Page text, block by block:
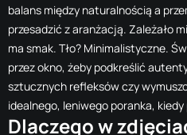
balans między naturalnością a
przesadzić z aranżacją. Zależało
ma smak. Tło? Minimalistyczne.
przez okno, żeby podkreślić
sztucznych refleksów czy
idealnego, leniwego poranka,
Dlaczego w